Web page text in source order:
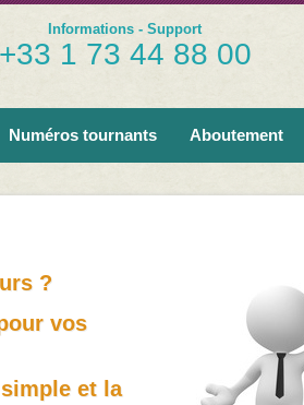
Informations - Support
+33 1 73 44 88 00
Numéros tournants Aboutement
?
vos
et la